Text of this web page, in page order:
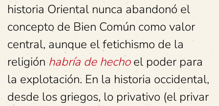
historia Oriental nunca abandonó el
concepto de Bien Común como valor
central, aunque el fetichismo de la
religiónhabría de hechoel poder para
la explotación. En la historia occidental,
desde los griegos, lo privativo (el privar